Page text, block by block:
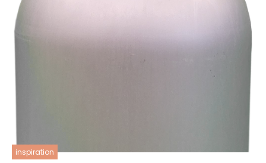
inspiration